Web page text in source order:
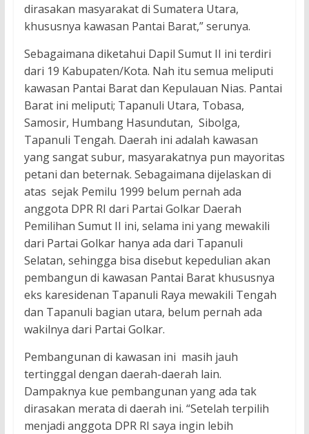
dirasakan masyarakat di Sumatera Utara,
khususnya kawasan Pantai Barat,” serunya.
Sebagaimana diketahui Dapil Sumut II ini terdiri
dari 19 Kabupaten/Kota. Nah itu semua meliputi
kawasan Pantai Barat dan Kepulauan Nias. Pantai
Barat ini meliputi; Tapanuli Utara, Tobasa,
Samosir, Humbang Hasundutan, Sibolga,
Tapanuli Tengah. Daerah ini adalah kawasan
yang sangat subur, masyarakatnya pun mayoritas
petani dan beternak. Sebagaimana dijelaskan di
atas sejak Pemilu 1999 belum pernah ada
anggota DPR RI dari Partai Golkar Daerah
Pemilihan Sumut II ini, selama ini yang mewakili
dari Partai Golkar hanya ada dari Tapanuli
Selatan, sehingga bisa disebut kepedulian akan
pembangun di kawasan Pantai Barat khususnya
eks karesidenan Tapanuli Raya mewakili Tengah
dan Tapanuli bagian utara, belum pernah ada
wakilnya dari Partai Golkar.
Pembangunan di kawasan ini masih jauh
tertinggal dengan daerah-daerah lain.
Dampaknya kue pembangunan yang ada tak
dirasakan merata di daerah ini. “Setelah terpilih
menjadi anggota DPR RI saya ingin lebih